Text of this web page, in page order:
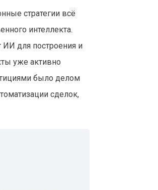
стратегии всё
интеллекта.
ИИ для построения и
уже активно
было делом
сделок,